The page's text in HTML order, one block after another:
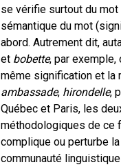
se vérifie surtout du
sémantique du mot
abord. Autrement dit,
et bobette, par exemple,
même signification et la
ambassade, hirondelle,
Québec et Paris, les
méthodologiques de ce
complique ou perturbe
communauté